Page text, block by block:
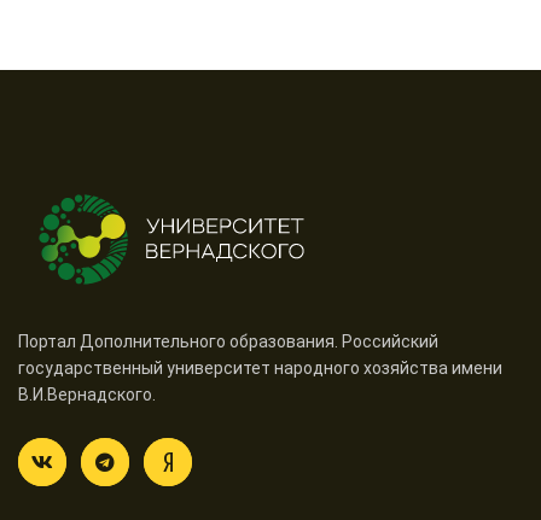
Портал Дополнительного образования. Российский
государственный университет народного хозяйства имени
В.И.Вернадского.